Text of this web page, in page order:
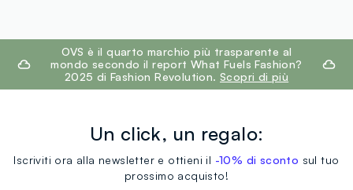
footer.ariatitleOVS è il quarto marchio più trasparente al
mondo secondo il report What Fuels Fashion?
2025 di Fashion Revolution. Scopri di più
Un click, un regalo:
Iscriviti ora alla newsletter e ottieni il -10% di sconto sul tuo
prossimo acquisto!